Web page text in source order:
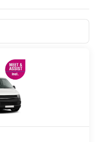
ENDAST för att få
på ena sidan av bron;